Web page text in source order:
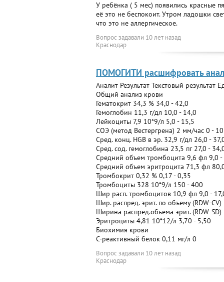
У ребёнка ( 5 мес) появились красные
её это не беспокоит. Утром ладошки
что это не аллергическое.
Вопрос задавали 10 лет назад
Краснодар
ПОМОГИТИ расшифровать
Аналит Результат Текстовый
Общий анализ крови
Гематокрит 34,3 % 34,0 - 42,0
Гемоглобин 11,3 г/дл 10,0 - 14,0
Лейкоциты 7,9 10*9/л 5,0 - 15,5
СОЭ (метод Вестергрена) 2 мм/час 0 - 10
Сред. конц. HGB в эр. 32,9 г/дл 26,0 -
Сред. сод. гемоглобина 23,5 пг 27,0 -
Средний объем тромбоцита 9,6 фл 9,0 -
Средний объем эритроцита 71,3 фл
Тромбокрит 0,32 % 0,17 - 0,35
Тромбоциты 328 10*9/л 150 - 400
Шир расп. тромбоцитов 10,9 фл 9,0 -
Шир. распред. эрит. по объему (RDW-
Ширина распред.объема эрит. (RDW-
Эритроциты 4,81 10*12/л 3,70 - 5,50
Биохимия крови
C-реактивный белок 0,11 мг/л 0
Вопрос задавали 10 лет назад
Краснодар